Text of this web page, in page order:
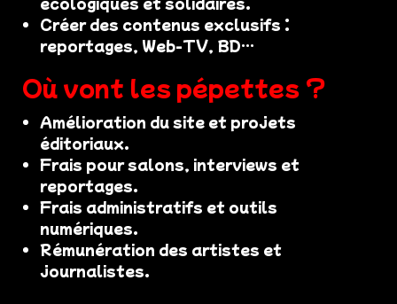
Créer des contenus exclusifs :
reportages, Web-TV, BD…
Où vont les pépettes ?
Amélioration du site et projets
éditoriaux.
Frais pour salons, interviews et
reportages.
Frais administratifs et outils
numériques.
Rémunération des artistes et
journalistes.